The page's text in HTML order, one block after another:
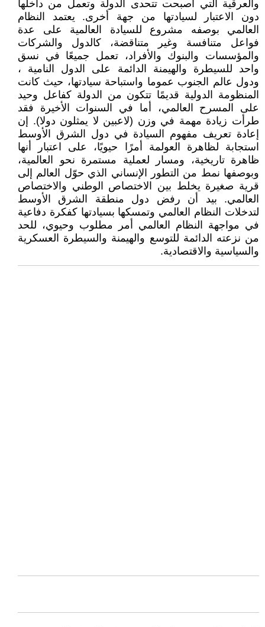
والعرقية التي أصبحت تتحدى الدولة وتعمل من داخلها
دون الاعتبار لسيادتها من جهة أخرى. يعتمد النظام
العالمي بوصفه مشروع للسيادة العالمية على عدة
فواعل متنافسة وغير متناقضة، كالدول والشركات
والمؤسسات والبنوك والأفراد، تعمل جميعًا في نسق
واحد للسيطرة والهيمنة الدائمة على الدول النامية ،
ودول عالم الجنوب عموما واستباحة سيادتها، حيث كانت
المنظومة الدولية قديمًا تتكون من الدولة كفاعل وحيد
على المسرح العالمي، أما في السنوات الأخيرة فقد
طرأت زيادة مهمة في وزن (لاعبين لا يمثلون دولا). إن
إعادة تعريف مفهوم السيادة في دول الشرق الأوسط
استجابة لظاهرة العولمة أمرًا حيويًا، على اعتبار أنها
ظاهرة تاريخية، ومسار لعملية مستمرة نحو العالمية،
وبوصفها نمط من التطور الإنساني الذي حوّل العالم إلى
قرية صغيرة يخلط بين الاختصاص الوطني والاختصاص
العالمي. بيد أن رفض دول منطقة الشرق الأوسط
لتدخلات النظام العالمي وتمسكها بسيادتها كفكرة دفاعية
في مواجهة النظام العالمي أمر مطلوب وحيوي، للحد
من نزعته الدائمة للتوسع والهيمنة والسيطرة العسكرية
والسياسية والاقتصادية.